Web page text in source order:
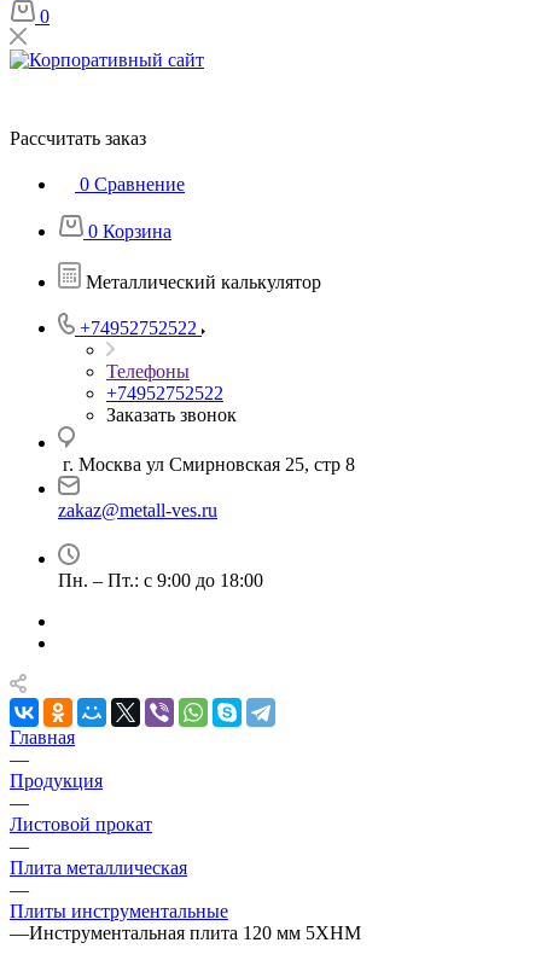
0
Рассчитать заказ
0 Сравнение
0 Корзина
Металлический калькулятор
+74952752522
Телефоны
+74952752522
Заказать звонок
г. Москва ул Смирновская 25, стр 8
zakaz@metall-ves.ru
Пн. – Пт.: с 9:00 до 18:00
Главная
—
Продукция
—
Листовой прокат
—
Плита металлическая
—
Плиты инструментальные
—Инструментальная плита 120 мм 5ХНМ